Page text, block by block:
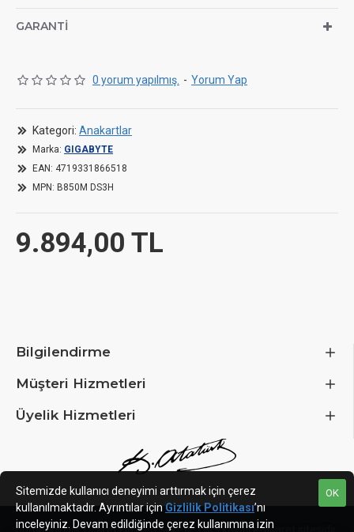
GARANTI
0 yorum yapılmış. - Yorum Yap
9.894,00 TL
Kategori: Anakartlar
Marka: GIGABYTE
EAN: 4719331866518
MPN: B850M DS3H
Bilgilendirme
Müşteri Hizmetleri
Üyelik Hizmetleri
OK
Sitemizde kullanıcı deneyimi arttırmak için çerez
kullanılmaktadır. Ayrıntılar için Gizlilik Politikası’nı
inceleyiniz. Devam edildiğinde çerez kullanımına izin